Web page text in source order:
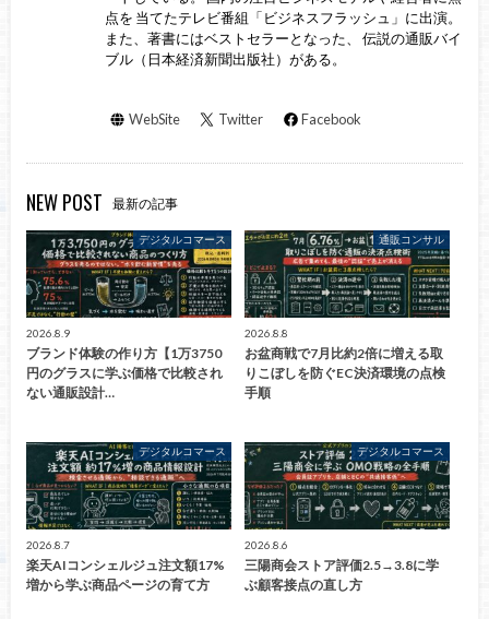
点を 当てたテレビ番組「ビジネスフラッシュ」に出演。
また、著書にはベストセラーとなった、 伝説の通販バイ
ブル（日本経済新聞出版社）がある。
WebSite Twitter Facebook
NEW POST 最新の記事
デジタルコマース
2026.8.9
ブランド体験の作り方【1万3750
円のグラスに学ぶ価格で比較され
ない通販設計…
通販コンサル
2026.8.8
お盆商戦で7月比約2倍に増える取
りこぼしを防ぐEC決済環境の点検
手順
デジタルコマース
2026.8.7
楽天AIコンシェルジュ注文額17%
増から学ぶ商品ページの育て方
デジタルコマース
2026.8.6
三陽商会ストア評価2.5→3.8に学
ぶ顧客接点の直し方